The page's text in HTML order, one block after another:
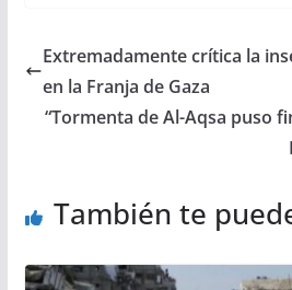
Extremadamente crítica la
en la Franja de Gaza
“Tormenta de Al-Aqsa puso
También te